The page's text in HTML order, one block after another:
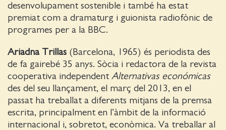
desenvolupament sostenible i també ha estat
premiat com a dramaturg i guionista radiofònic de
programes per a la BBC.
Ariadna Trillas (Barcelona, 1965) és periodista des
de fa gairebé 35 anys. Sòcia i redactora de la revista
cooperativa independent Alternativas económicas
des del seu llançament, el març del 2013, en el
passat ha treballat a diferents mitjans de la premsa
escrita, principalment en l’àmbit de la informació
internacional i, sobretot, econòmica. Va treballar al